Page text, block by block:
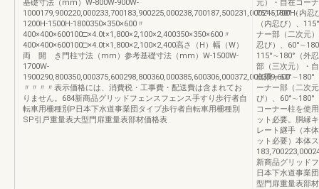
基礎寸法（mm）W-800W-900W-
1000179,900220,000233,700183,900225,000238,700187,500231,000245,700H-
1200H-1500H-1800350×350×600〃
400×400×600100□×4.0t×1,800×2,100×2,400350×350×600〃
400×400×600100□×4.0t×1,800×2,100×2,400高さ（H）幅（W）
両 開 き門柱寸法（mm）参考基礎寸法（mm）W-1500W-
1700W-
1900290,800350,000375,600298,800360,000385,600306,000372,000399,600
〃〃〃〃表示価格には、消費税・工事費・配送費は含まれてお
りません。684新商品グリッドフェンスフェンス手すり歩行者自
転車用柵種別P日本下水道事業団タイプ歩行者自転車用柵種別
SP引戸重量表大型門扉重量表部材価格表
元）・自在コー
75°∼180°（内忍
（内忍び）、
ナー部（二次元
忍び）、
115°∼180°（外
部（三次元）・
出隅＝60°∼180°
ーナー部（二次
び）、60°∼180°
コーナー柱を使
ット必要。胴縁
レート継手（本
ット必要）本体
新商品グリッド
日本下水道事業
型門扉重量表部